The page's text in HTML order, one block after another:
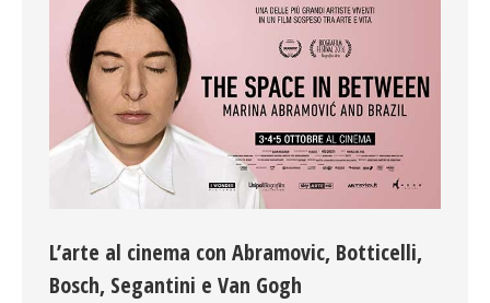
L’arte al cinema con Abramovic, Botticelli,
Bosch, Segantini e Van Gogh